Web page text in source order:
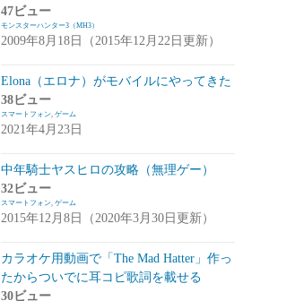
メビウスファイナルファンタジー(メビウ
スFF) (157)
ジョブステータス
カオスの魔窟
テイルズウィーバー：SecondRun(TWSR)
(10)
雑談
47ビュー
モンスターハンター3（MH3）
2009年8月18日（2015年12月22日更新）
Elona（エロナ）がモバイルにやってきた
38ビュー
スマートフォン, ゲーム
2021年4月23日
中年騎士ヤスヒロの攻略（無理ゲー）
32ビュー
スマートフォン, ゲーム
2015年12月8日（2020年3月30日更新）
カラオケ用動画で「The Mad Hatter」作っ
たからついでに耳コピ歌詞を載せる
30ビュー